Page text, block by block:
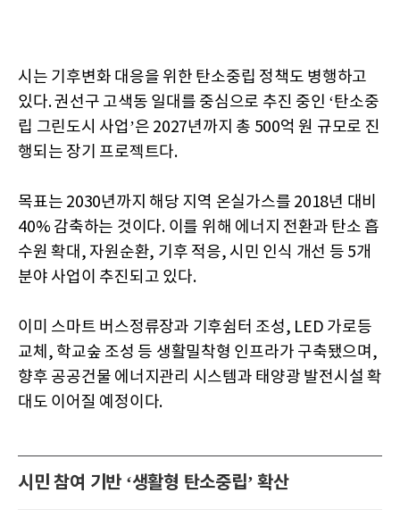
시는 기후변화 대응을 위한 탄소중립 정책도 병행하고
있다. 권선구 고색동 일대를 중심으로 추진 중인 ‘탄소중
립 그린도시 사업’은 2027년까지 총 500억 원 규모로 진
행되는 장기 프로젝트다.
목표는 2030년까지 해당 지역 온실가스를 2018년 대비
40% 감축하는 것이다. 이를 위해 에너지 전환과 탄소 흡
수원 확대, 자원순환, 기후 적응, 시민 인식 개선 등 5개
분야 사업이 추진되고 있다.
이미 스마트 버스정류장과 기후쉼터 조성, LED 가로등
교체, 학교숲 조성 등 생활밀착형 인프라가 구축됐으며,
향후 공공건물 에너지관리 시스템과 태양광 발전시설 확
대도 이어질 예정이다.
시민 참여 기반 ‘생활형 탄소중립’ 확산